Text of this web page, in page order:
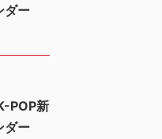
ダー
POP新
ダー